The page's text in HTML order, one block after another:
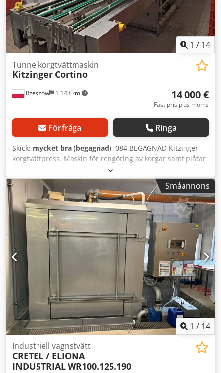
1 / 14
Rzeszów 1 143 km
Tunnelkorgtvättmaskin
Kitzinger Cortino
14 000 €
Fast pris plus moms
Förfråga Ringa
Skick: mycket bra (begagnad), 084 BEGAGNAD Kitzinger
korgtvättpress. Maskin för rengöring av korgar samt plåtar
och bageribrickor. YTTERMÅTT (i cm): - höjd: 270, - bredd:
320, - längd: 1070. MAX. KORGMÅTT (i cm): - höjd: 42,5, -
bredd: 59,5. Maskinen finns för visning på vårt lager (36-
068 Bachórz, Polen). Tillgängliga betaltjänster: transport /
installation / igångkörning av utrustningen. Dkodswivp
Tspfx Andjr Angett pris är netto. VI TALAR ENGELSKA,
TYSKA, FRANSKA, RYSKA, UKRAINSKA. I vårt utbud finns
bageriugnar, vagnugnar, hyllugnar, konditoriugnar,
butiksugnar, bagerimaskiner, brödlinjer, bulllinjer,
kaklinjer, croissantlinjer, baguettemaskiner, degblandare,
mixers, kavlingsmaskiner och croissantformare. Se alla
våra annonser.
Småannons
1 / 14
Industriell vagnstvätt
CRETEL / ELIONA
INDUSTRIALWR100.125.190